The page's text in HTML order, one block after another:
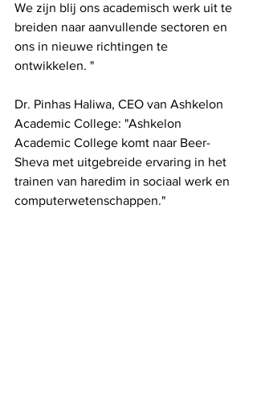
We zijn blij ons academisch werk uit te
breiden naar aanvullende sectoren en
ons in nieuwe richtingen te
ontwikkelen. "
Dr. Pinhas Haliwa, CEO van Ashkelon
Academic College: "Ashkelon
Academic College komt naar Beer-
Sheva met uitgebreide ervaring in het
trainen van haredim in sociaal werk en
computerwetenschappen."